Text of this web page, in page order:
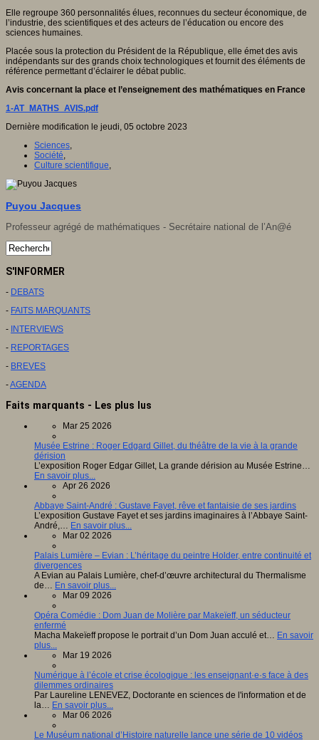
Elle regroupe 360 personnalités élues, reconnues du secteur économique, de
l’industrie, des scientifiques et des acteurs de l’éducation ou encore des
sciences humaines.
Placée sous la protection du Président de la République, elle émet des avis
indépendants sur des grands choix technologiques et fournit des éléments de
référence permettant d’éclairer le débat public.
Avis concernant la place et l’enseignement des mathématiques en France
1-AT_MATHS_AVIS.pdf
Dernière modification le jeudi, 05 octobre 2023
Sciences
Société
Culture scientifique
Puyou Jacques
Professeur agrégé de mathématiques - Secrétaire national de l’An@é
S'INFORMER
- DEBATS
- FAITS MARQUANTS
- INTERVIEWS
- REPORTAGES
- BREVES
-AGENDA
Faits marquants - Les plus lus
Mar 25 2026
Musée Estrine : Roger Edgard Gillet, du théâtre de la vie à la grande
dérision
L’exposition Roger Edgar Gillet, La grande dérision au Musée Estrine…
En savoir plus...
Apr 26 2026
Abbaye Saint-André : Gustave Fayet, rêve et fantaisie de ses jardins
L’exposition Gustave Fayet et ses jardins imaginaires à l’Abbaye Saint-
André,… En savoir plus...
Mar 02 2026
Palais Lumière – Evian : L’héritage du peintre Holder, entre continuité et
divergences
A Evian au Palais Lumière, chef-d’œuvre architectural du Thermalisme
de… En savoir plus...
Mar 09 2026
Opéra Comédie : Dom Juan de Molière par Makeïeff, un séducteur
enfermé
Macha Makeïeff propose le portrait d’un Dom Juan acculé et… En savoir
plus...
Mar 19 2026
Numérique à l’école et crise écologique : les enseignant·e·s face à des
dilemmes ordinaires
Par Laureline LENEVEZ, Doctorante en sciences de l'information et de
la… En savoir plus...
Mar 06 2026
Le Muséum national d’Histoire naturelle lance une série de 10 vidéos